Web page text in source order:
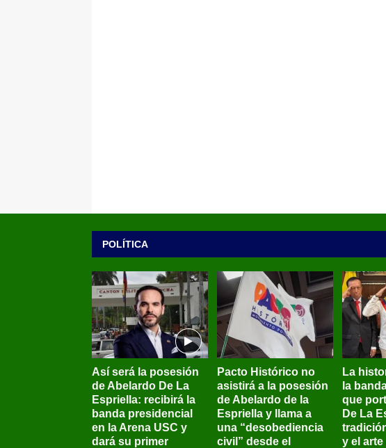
POLÍTICA
Así será la posesión
de Abelardo De La
Espriella: recibirá la
banda presidencial
en la Arena USC y
dará su primer
Pacto Histórico no
asistirá a la posesión
de Abelardo de la
Espriella y llama a
una “desobediencia
civil” desde el
La
la
que
De La
y el